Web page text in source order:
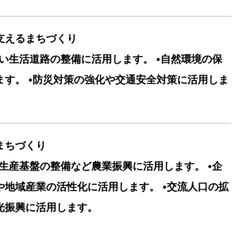
えるまちづくり
生活道路の整備に活用します。 •自然環境の保
。 •防災対策の強化や交通安全対策に活用しま
ちづくり
産基盤の整備など農業振興に活用します。 •企
域産業の活性化に活用します。 •交流人口の拡
興に活用します。